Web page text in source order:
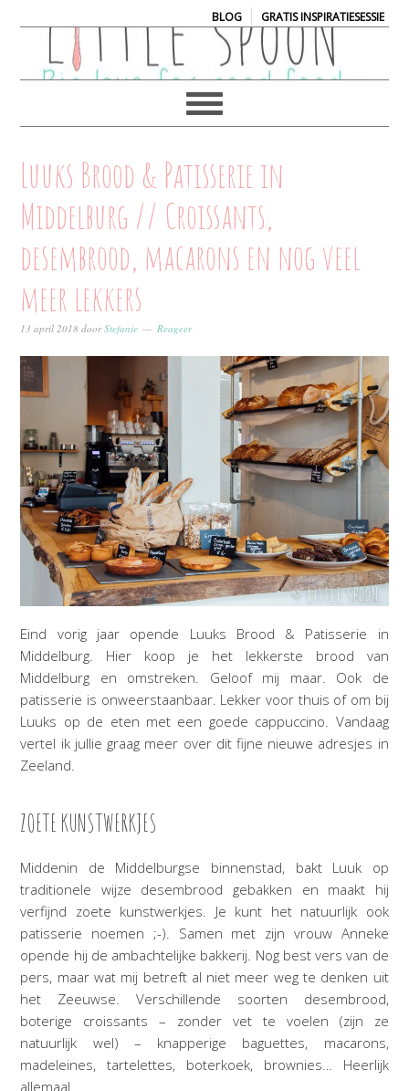
BLOG| GRATIS INSPIRATIESESSIE
Luuks Brood & Patisserie in
Middelburg // Croissants,
desembrood, macarons en nog veel
meer lekkers
13 april 2018 doorStefanie Reageer
Eind vorig jaar opende Luuks Brood & Patisserie in
Middelburg. Hier koop je het lekkerste brood van
Middelburg en omstreken. Geloof mij maar. Ook de
patisserie is onweerstaanbaar. Lekker voor thuis of om bij
Luuks op de eten met een goede cappuccino. Vandaag
vertel ik jullie graag meer over dit fijne nieuwe adresjes in
Zeeland.
ZOETE KUNSTWERKJES
Middenin de Middelburgse binnenstad, bakt Luuk op
traditionele wijze desembrood gebakken en maakt hij
verfijnd zoete kunstwerkjes. Je kunt het natuurlijk ook
patisserie noemen ;-). Samen met zijn vrouw Anneke
opende hij de ambachtelijke bakkerij. Nog best vers van de
pers, maar wat mij betreft al niet meer weg te denken uit
het Zeeuwse. Verschillende soorten desembrood,
boterige croissants – zonder vet te voelen (zijn ze
natuurlijk wel) – knapperige baguettes, macarons,
madeleines, tartelettes, boterkoek, brownies… Heerlijk
allemaal.